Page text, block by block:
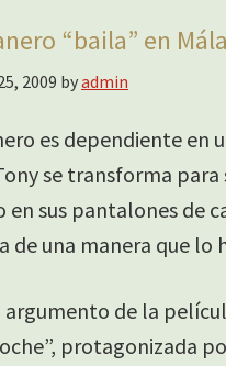
“baila” en
2009 byadmin
es dependiente en
se transforma para
en sus pantalones de
de una manera que lo
argumento de la
protagonizada